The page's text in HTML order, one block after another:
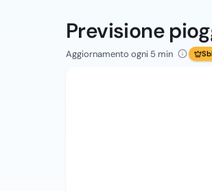
Previsione
Aggiornamento ogni 5 min